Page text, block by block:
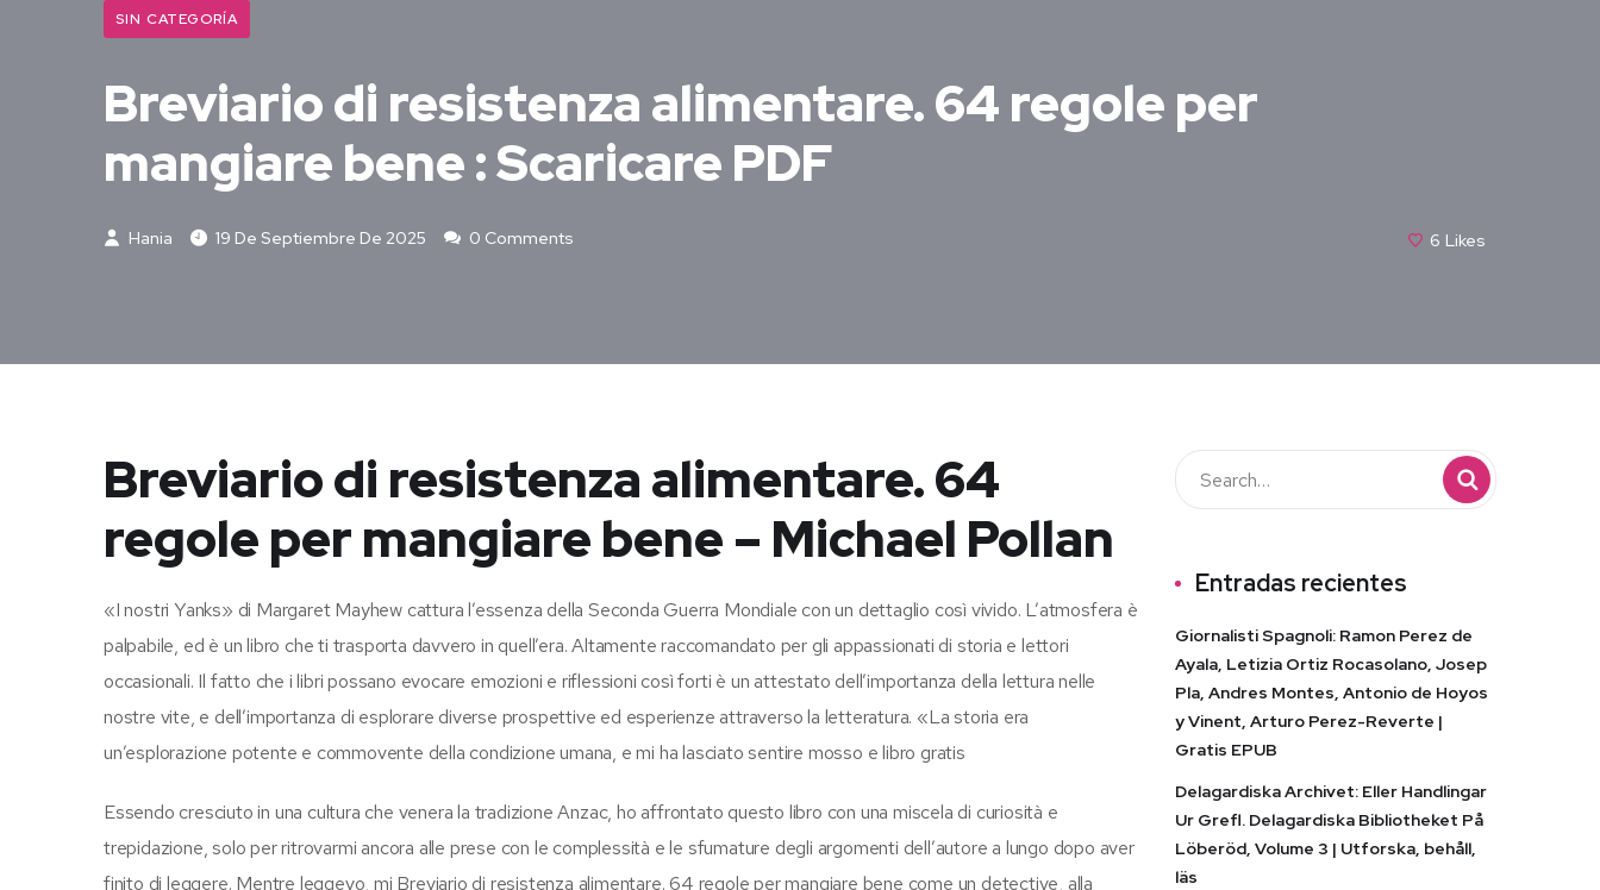
SIN CATEGORÍA
Breviario di resistenza alimentare. 64 regole per
mangiare bene : Scaricare PDF
Hania 19 De Septiembre De 2025 0 Comments 6 Likes
Breviario di resistenza alimentare. 64
regole per mangiare bene – Michael Pollan
«I nostri Yanks» di Margaret Mayhew cattura l’essenza della Seconda Guerra Mondiale con un dettaglio così vivido. L’atmosfera è
palpabile, ed è un libro che ti trasporta davvero in quell’era. Altamente raccomandato per gli appassionati di storia e lettori
occasionali. Il fatto che i libri possano evocare emozioni e riflessioni così forti è un attestato dell’importanza della lettura nelle
nostre vite, e dell’importanza di esplorare diverse prospettive ed esperienze attraverso la letteratura. «La storia era
un’esplorazione potente e commovente della condizione umana, e mi ha lasciato sentire mosso e libro gratis
Essendo cresciuto in una cultura che venera la tradizione Anzac, ho affrontato questo libro con una miscela di curiosità e
trepidazione, solo per ritrovarmi ancora alle prese con le complessità e le sfumature degli argomenti dell’autore a lungo dopo aver
finito di leggere. Mentre leggevo, mi Breviario di resistenza alimentare. 64 regole per mangiare bene come un detective, alla
Entradas recientes
Giornalisti Spagnoli: Ramon Perez de
Ayala, Letizia Ortiz Rocasolano, Josep
Pla, Andres Montes, Antonio de Hoyos
y Vinent, Arturo Perez-Reverte |
Gratis EPUB
Delagardiska Archivet: Eller Handlingar
Ur Grefl. Delagardiska Bibliotheket På
Löberöd, Volume 3 | Utforska, behåll,
läs